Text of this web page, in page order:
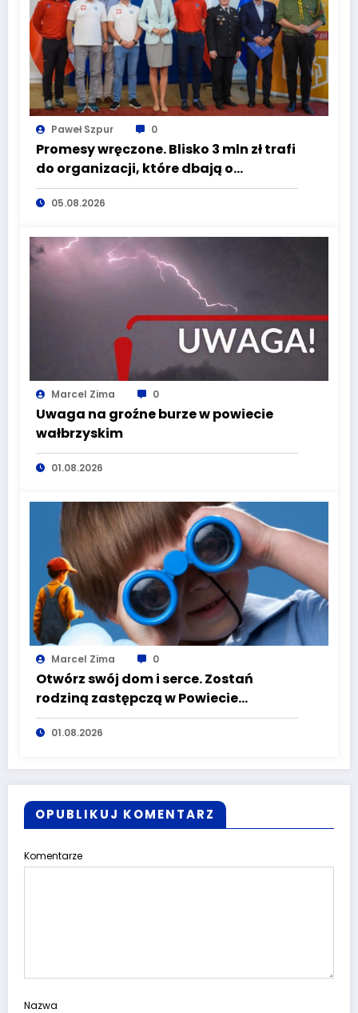
Paweł Szpur 0
Promesy wręczone. Blisko 3 mln zł trafi
do organizacji, które dbają o
bezpieczeństwo mieszkańców
Dolnego Śląska
05.08.2026
Marcel Zima 0
Uwaga na groźne burze w powiecie
wałbrzyskim
01.08.2026
Marcel Zima 0
Otwórz swój dom i serce. Zostań
rodziną zastępczą w Powiecie
Wałbrzyskim
01.08.2026
OPUBLIKUJ KOMENTARZ
Komentarze
Nazwa